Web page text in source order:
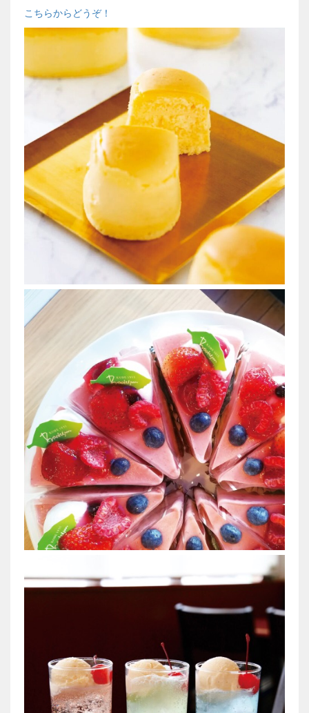
こちらからどうぞ！